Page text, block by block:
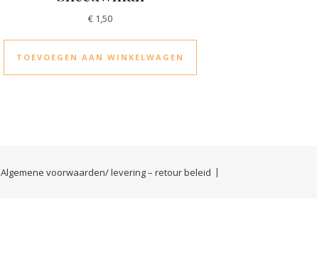
€ 1,50
TOEVOEGEN AAN WINKELWAGEN
Algemene voorwaarden/ levering – retour beleid